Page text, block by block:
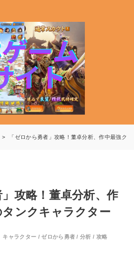
「ゼロから勇者」攻略！董卓分析、作中最強ク
」攻略！董卓分析、作
ンクキャラクター
キャラクター /ゼロから勇者 /分析 / 攻略